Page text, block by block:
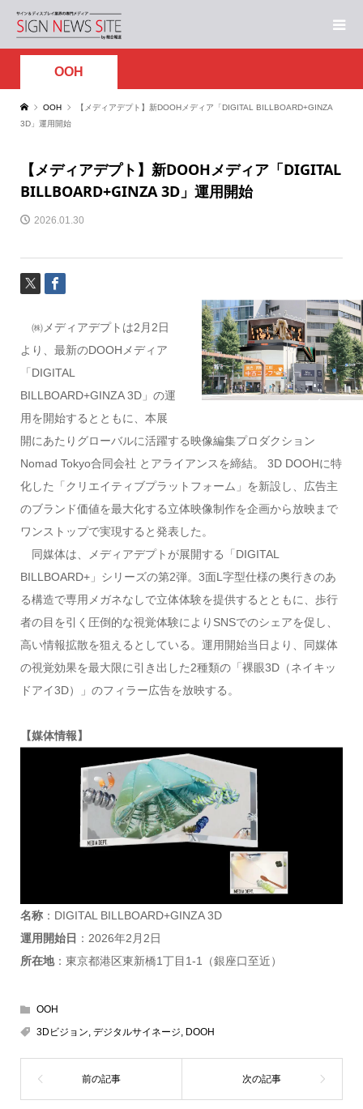
OOH
OOH
【メディアデプト】新DOOHメディア「DIGITAL BILLBOARD+GINZA
3D」運用開始
【メディアデプト】新DOOHメディア「DIGITAL
BILLBOARD+GINZA 3D」運用開始
2026.01.30
㈱メディアデプトは2月2日
より、最新のDOOHメディア
「DIGITAL
BILLBOARD+GINZA 3D」の運
用を開始するとともに、本展
開にあたりグローバルに活躍する映像編集プロダクション
Nomad Tokyo合同会社 とアライアンスを締結。 3D DOOHに特
化した「クリエイティブプラットフォーム」を新設し、広告主
のブランド価値を最大化する立体映像制作を企画から放映まで
ワンストップで実現すると発表した。
同媒体は、メディアデプトが展開する「DIGITAL
BILLBOARD+」シリーズの第2弾。3面L字型仕様の奥行きのあ
る構造で専用メガネなしで立体体験を提供するとともに、歩行
者の目を引く圧倒的な視覚体験によりSNSでのシェアを促し、
高い情報拡散を狙えるとしている。運用開始当日より、同媒体
の視覚効果を最大限に引き出した2種類の「裸眼3D（ネイキッ
ドアイ3D）」のフィラー広告を放映する。
【媒体情報】
名称：DIGITAL BILLBOARD+GINZA 3D
運用開始日 ：2026年2月2日
所在地：東京都港区東新橋1丁目1-1（銀座口至近）
OOH
3Dビジョン, デジタルサイネージ, DOOH